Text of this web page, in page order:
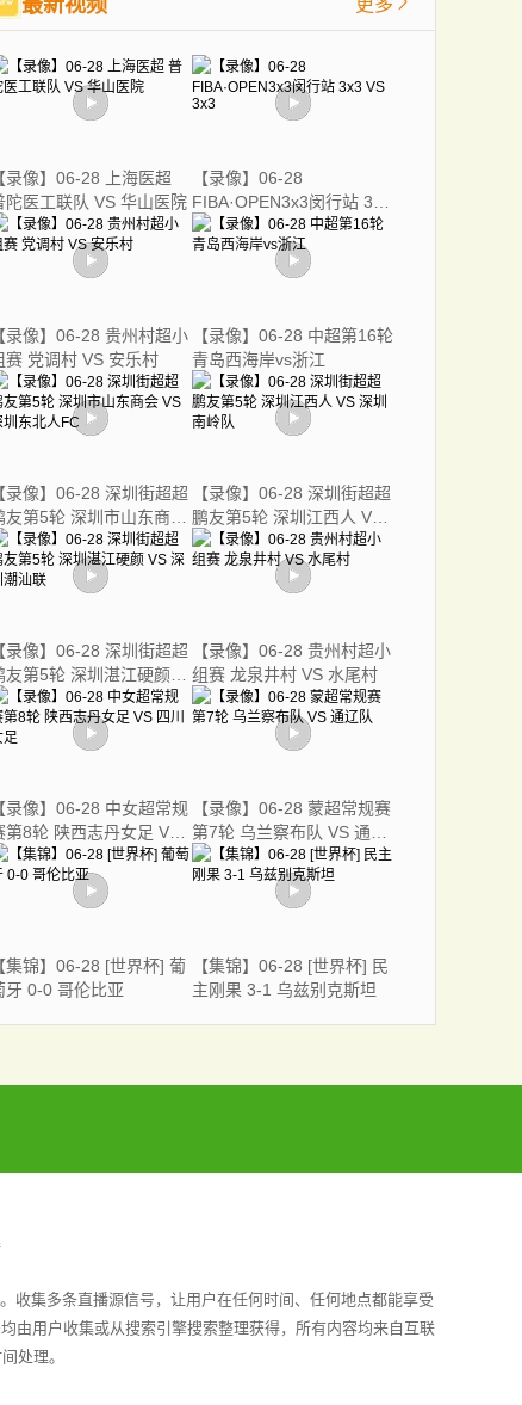
【录像】06-28 上海医超
陀医工联队 VS 华山医院
【录像】06-28
FIBA·OPEN3x3闵行站 3x3
VS 3x3
【录像】06-28 贵州村超小
赛 党调村 VS 安乐村
【录像】06-28 中超第16轮
青岛西海岸vs浙江
【录像】06-28 深圳街超超
友第5轮 深圳市山东商会
深圳东北人FC
【录像】06-28 深圳街超超
鹏友第5轮 深圳江西人 VS
深圳南岭队
【录像】06-28 深圳街超超
友第5轮 深圳湛江硬颜
深圳潮汕联
【录像】06-28 贵州村超小
组赛 龙泉井村 VS 水尾村
【录像】06-28 中女超常规
第8轮 陕西志丹女足 VS
川女足
【录像】06-28 蒙超常规赛
第7轮 乌兰察布队 VS 通辽
队
【集锦】06-28 [世界杯] 葡
牙 0-0 哥伦比亚
【集锦】06-28 [世界杯] 民
主刚果 3-1 乌兹别克斯坦
收集多条直播源信号，让用户在任何时间、任何地点都能享受
由用户收集或从搜索引擎搜索整理获得，所有内容均来自互联
处理。